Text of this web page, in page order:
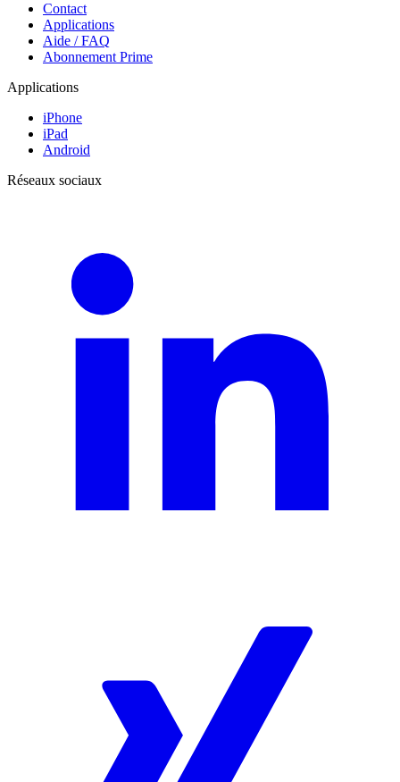
Contact
Applications
Aide / FAQ
Abonnement Prime
Applications
iPhone
iPad
Android
Réseaux sociaux